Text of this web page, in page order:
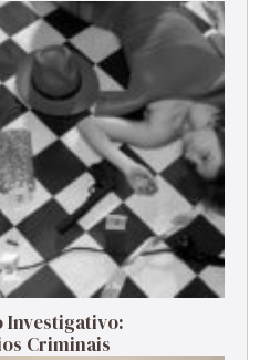
Investigativo:
Criminais